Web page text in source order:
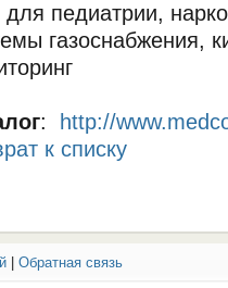
педиатрии,
газоснабжения,
:
http://
к списку
Обратная связь